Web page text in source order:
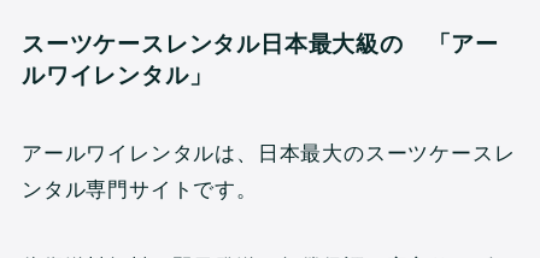
スーツケースレンタル日本最大級の 「アー
ルワイレンタル」
アールワイレンタルは、日本最大のスーツケースレ
ンタル専門サイトです。